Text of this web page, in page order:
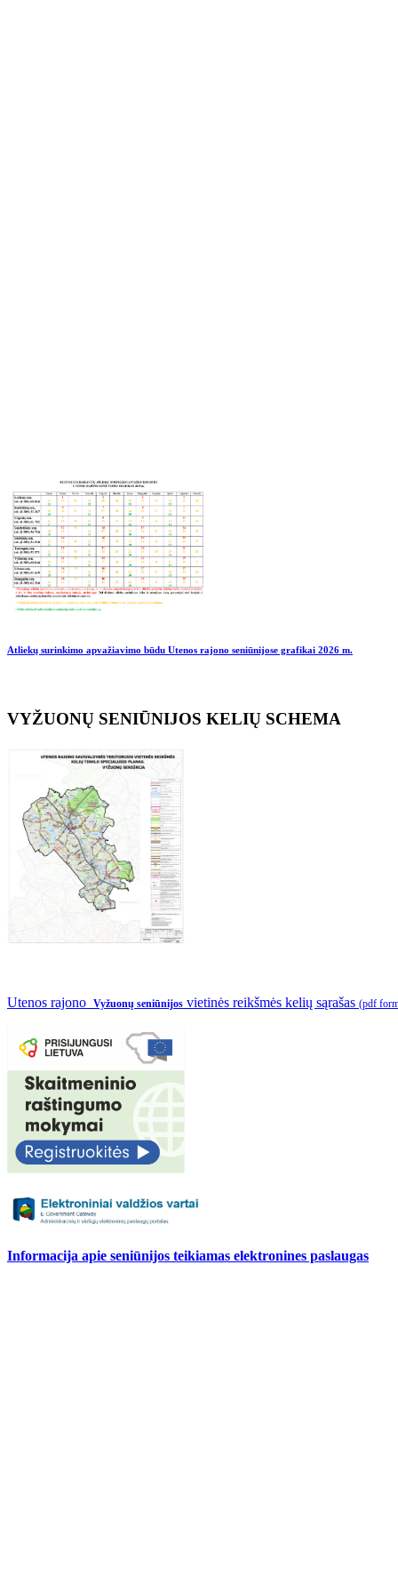
Atliekų surinkimo apvažiavimo būdu Utenos rajono seniūnijose grafikai 2026 m.
VYŽUONŲ SENIŪNIJOS KELIŲ SCHEMA
Utenos rajono Vyžuonų seniūnijos vietinės reikšmės kelių sąrašas (pdf
Informacija apie seniūnijos teikiamas elektronines paslaugas